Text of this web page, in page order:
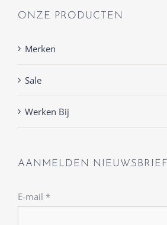
ONZE PRODUCTEN
Merken
Sale
Werken Bij
AANMELDEN NIEUWSBRIEF
E-mail *